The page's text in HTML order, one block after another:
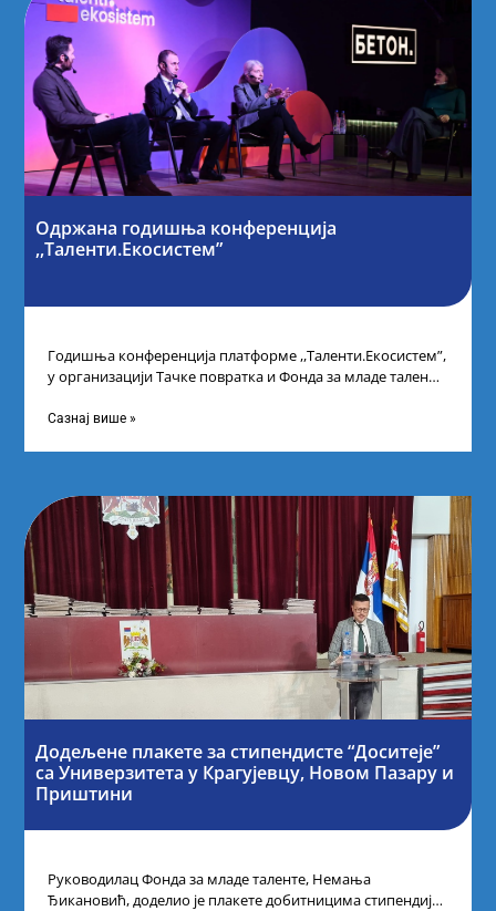
Одржана годишња конференција
,,Таленти.Екосистем”
Годишња конференција платформе ,,Таленти.Екосистем”,
у организацији Тачке повратка и Фонда за младе таленте
Сазнај више »
Додељене плакете за стипендисте “Доситеје”
са Универзитета у Крагујевцу, Новом Пазару и
Приштини
Руководилац Фонда за младе таленте, Немања
Ђикановић, доделио је плакете добитницима стипендије